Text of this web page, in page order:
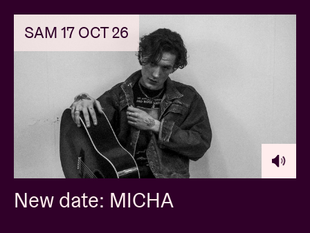
SAM 17 OCT 26
New date: MICHA